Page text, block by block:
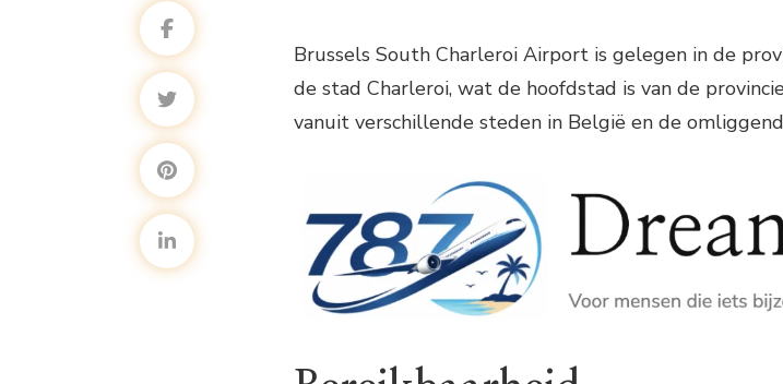
Brussels South Charleroi Airport is gelegen in de
de stad Charleroi, wat de hoofdstad is van de
vanuit verschillende steden in België en de